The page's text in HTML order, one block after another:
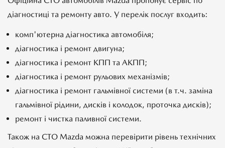
діагностиці та ремонту авто. У перелік послуг входить:
комп'ютерна діагностика автомобіля;
діагностика і ремонт двигуна;
діагностика і ремонт КПП та АКПП;
діагностика і ремонт рульових механізмів;
діагностика і ремонт гальмівної системи (в т.ч. заміна
гальмівної рідини, дисків і колодок, проточка дисків);
ремонт і чистка паливної системи.
Також на СТО Mazda можна перевірити рівень технічних